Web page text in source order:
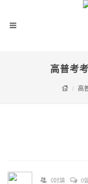
高普考
高
0討論 0